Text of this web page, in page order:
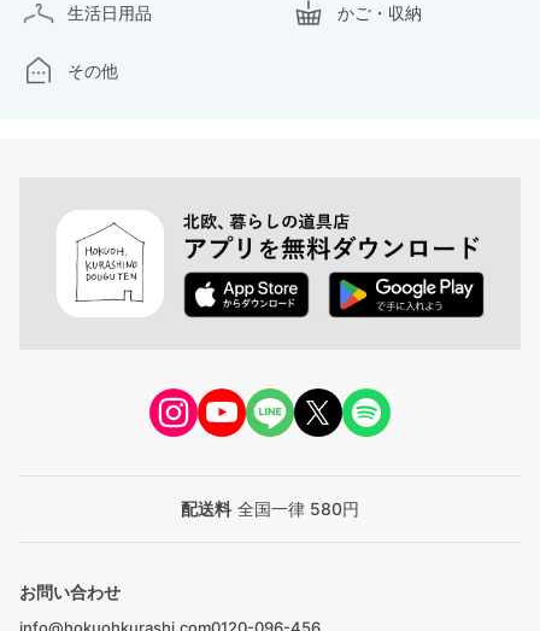
生活日用品 かご・収納
その他
配送料 全国一律 580円
お問い合わせ
info@hokuohkurashi.com0120-096-456